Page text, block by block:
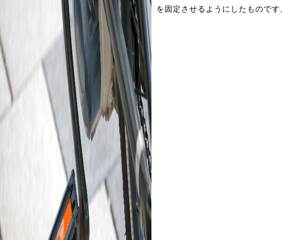
を固定させるようにしたものです